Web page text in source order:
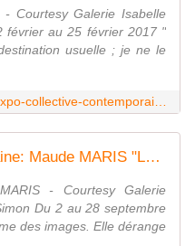
Courtesy Galerie Isabelle
février au 25 février 2017 "
usuelle ; je ne le
Expo Peinture Contemporaine: Maude MARIS "Les grands profils" - ACTUART by Eric SIMON
- Courtesy Galerie
Du 2 au 28 septembre
des images. Elle dérange